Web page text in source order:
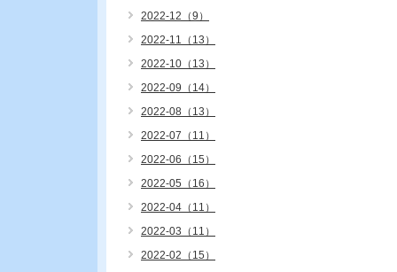
2022-12（9）
2022-11（13）
2022-10（13）
2022-09（14）
2022-08（13）
2022-07（11）
2022-06（15）
2022-05（16）
2022-04（11）
2022-03（11）
2022-02（15）